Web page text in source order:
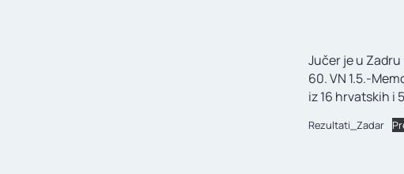
Jučer je u
60. VN 1.5.-
iz 16 hrvatskih i
Rezultati_Zadar